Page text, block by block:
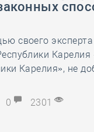
своего
Карелия», не
0 2301